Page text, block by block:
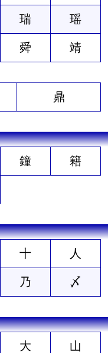
瑞 瑶
舜 靖
鼎
鐘 籍
十 人
乃 〆
大 山